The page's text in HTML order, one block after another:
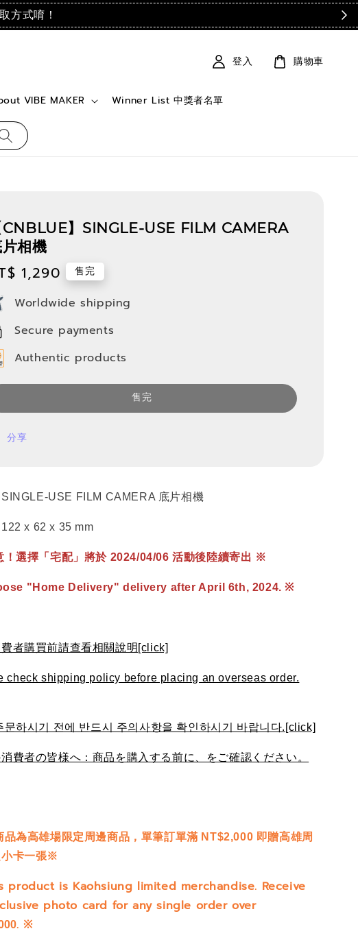
方式唷！
VIBE MAKER Winner List 中獎者名單
登入 購物車
CNBLUE】SINGLE-USE FILM CAMERA
相機
1,290 售完
Worldwide shipping
Secure payments
Authentic products
售完
分享
USE FILM CAMERA 底片相機
122 x 62 x 35 mm
選擇「宅配」將於 2024/04/06 活動後陸續寄出 ※
"Home Delivery" delivery after April 6th, 2024. ※
者購買前請查看相關說明[click]
check shipping policy before placing an overseas order.
문하시기 전에 반드시 주의사항을 확인하시기 바랍니다.[click]
費者の皆様へ：商品を購入する前に、をご確認ください。
品為高雄場限定周邊商品，單筆訂單滿 NT$2,000 即贈高雄周
小卡一張※
product is Kaohsiung limited merchandise. Receive
photo card for any single order over
00. ※